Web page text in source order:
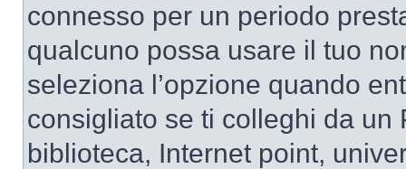
connesso per un periodo
qualcuno possa usare il tuo
seleziona l’opzione quando
consigliato se ti colleghi da un
biblioteca, Internet point,